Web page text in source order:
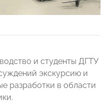
и студенты ДГТУ
экскурсию и
разработки в области